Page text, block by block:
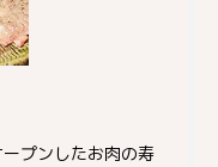
プンしたお肉の寿